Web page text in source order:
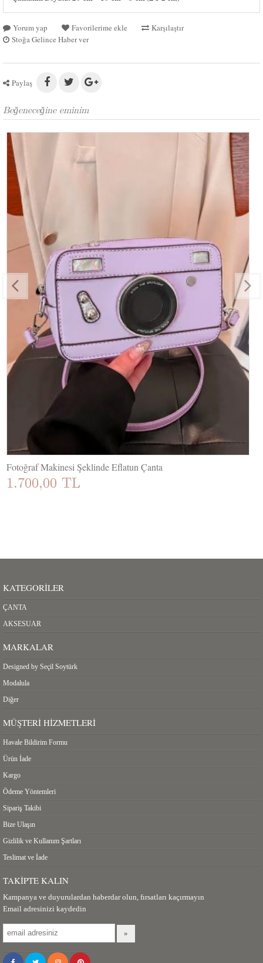
Yorum yap Favorilerime ekle
Karşılaştır
Stoğa Gelince Haber ver
Paylaş
Beğeneceğine eminim
Fotoğraf Makinesi Şeklinde Eflatun Çanta
1.700,00 TL
KATEGORILER
ÇANTA
AKSESUAR
MARKALAR
Designed by Seçil Soytürk
Modalula
Diğer
MÜŞTERI HIZMETLERI
Havale Bildirim Formu
Ürün İade
Kargo
Ödeme Yöntemleri
Sipariş Takibi
Bize Ulaşın
Gizlilik ve Kullanım Şartları
Teslimat ve İade
TAKIPTE KALIN
Kampanya ve duyurulardan haberdar olun, fırsatları kaçırmayın
Email adresinizi kaydedin